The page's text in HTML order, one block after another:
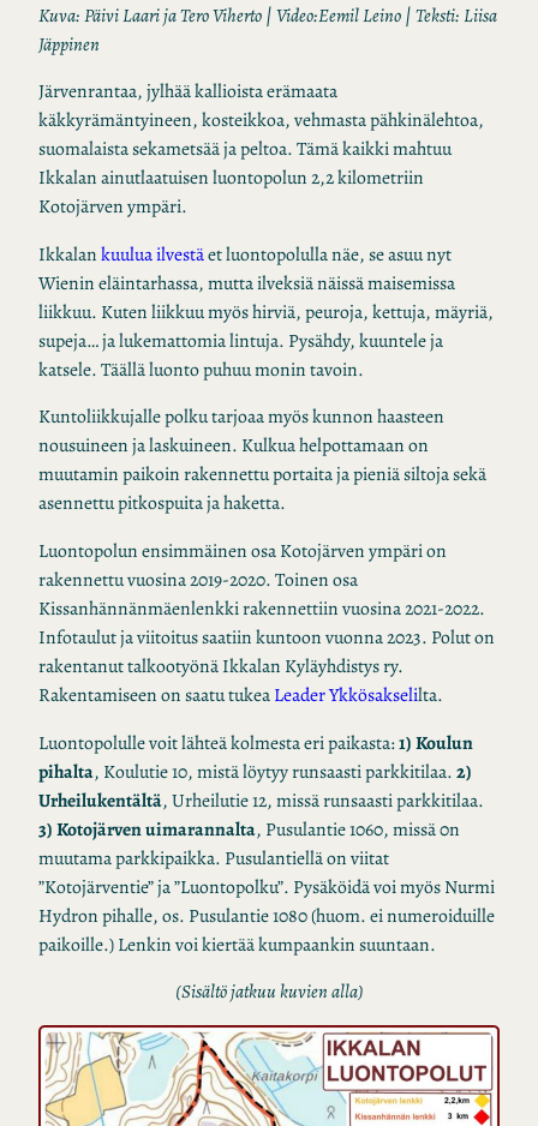
Kuva: Päivi Laari ja Tero Viherto | Video:Eemil Leino | Teksti: Liisa
Jäppinen
Järvenrantaa, jylhää kallioista erämaata
käkkyrämäntyineen, kosteikkoa, vehmasta pähkinälehtoa,
suomalaista sekametsää ja peltoa. Tämä kaikki mahtuu
Ikkalan ainutlaatuisen luontopolun 2,2 kilometriin
Kotojärven ympäri.
Ikkalankuulua ilvestäet luontopolulla näe, se asuu nyt
Wienin eläintarhassa, mutta ilveksiä näissä maisemissa
liikkuu. Kuten liikkuu myös hirviä, peuroja, kettuja, mäyriä,
supeja… ja lukemattomia lintuja. Pysähdy, kuuntele ja
katsele. Täällä luonto puhuu monin tavoin.
Kuntoliikkujalle polku tarjoaa myös kunnon haasteen
nousuineen ja laskuineen. Kulkua helpottamaan on
muutamin paikoin rakennettu portaita ja pieniä siltoja sekä
asennettu pitkospuita ja haketta.
Luontopolun ensimmäinen osa Kotojärven ympäri on
rakennettu vuosina 2019-2020. Toinen osa
Kissanhännänmäenlenkki rakennettiin vuosina 2021-2022.
Infotaulut ja viitoitus saatiin kuntoon vuonna 2023. Polut on
rakentanut talkootyönä Ikkalan Kyläyhdistys ry.
Rakentamiseen on saatu tukeaLeader Ykkösakselilta.
Luontopolulle voit lähteä kolmesta eri paikasta:1) Koulun
pihalta, Koulutie 10, mistä löytyy runsaasti parkkitilaa.2)
Urheilukentältä, Urheilutie 12, missä runsaasti parkkitilaa.
3) Kotojärven uimarannalta, Pusulantie 1060, missä 0n
muutama parkkipaikka. Pusulantiellä on viitat
”Kotojärventie” ja ”Luontopolku”. Pysäköidä voi myös Nurmi
Hydron pihalle, os. Pusulantie 1080 (huom. ei numeroiduille
paikoille.) Lenkin voi kiertää kumpaankin suuntaan.
(Sisältö jatkuu kuvien alla)